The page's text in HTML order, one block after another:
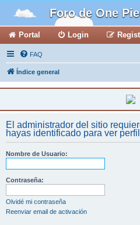
Foro de One
Portal Login
FAQ
Índice general
El administrador del sitio
hayas identificado para ver
Nombre de Usuario:
Contraseña:
Olvidé mi contraseña
Reenviar email de activación